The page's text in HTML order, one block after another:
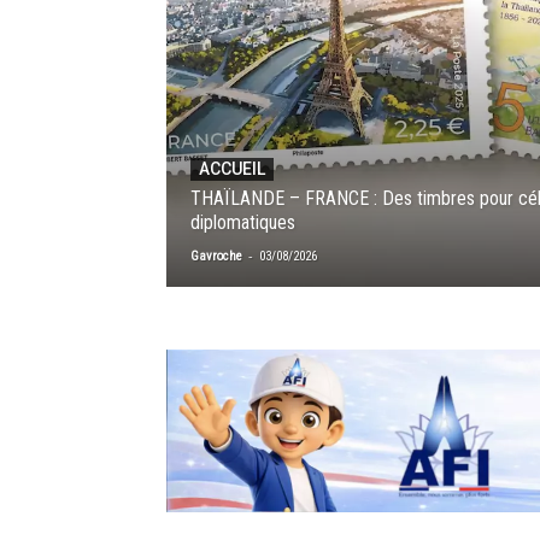
ACCUEIL
THAÏLANDE – FRANCE : Des timbres pour
diplomatiques
Gavroche - 03/08/2026